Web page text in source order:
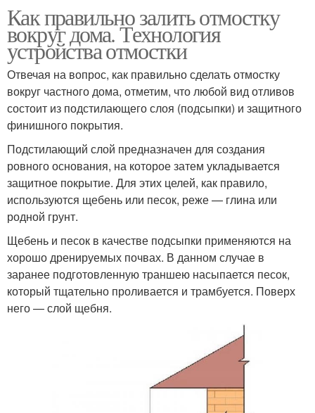
Как правильно залить отмостку
вокруг дома. Технология
устройства отмостки
Отвечая на вопрос, как правильно сделать отмостку
вокруг частного дома, отметим, что любой вид отливов
состоит из подстилающего слоя (подсыпки) и защитного
финишного покрытия.
Подстилающий слой предназначен для создания
ровного основания, на которое затем укладывается
защитное покрытие. Для этих целей, как правило,
используются щебень или песок, реже — глина или
родной грунт.
Щебень и песок в качестве подсыпки применяются на
хорошо дренируемых почвах. В данном случае в
заранее подготовленную траншею насыпается песок,
который тщательно проливается и трамбуется. Поверх
него — слой щебня.